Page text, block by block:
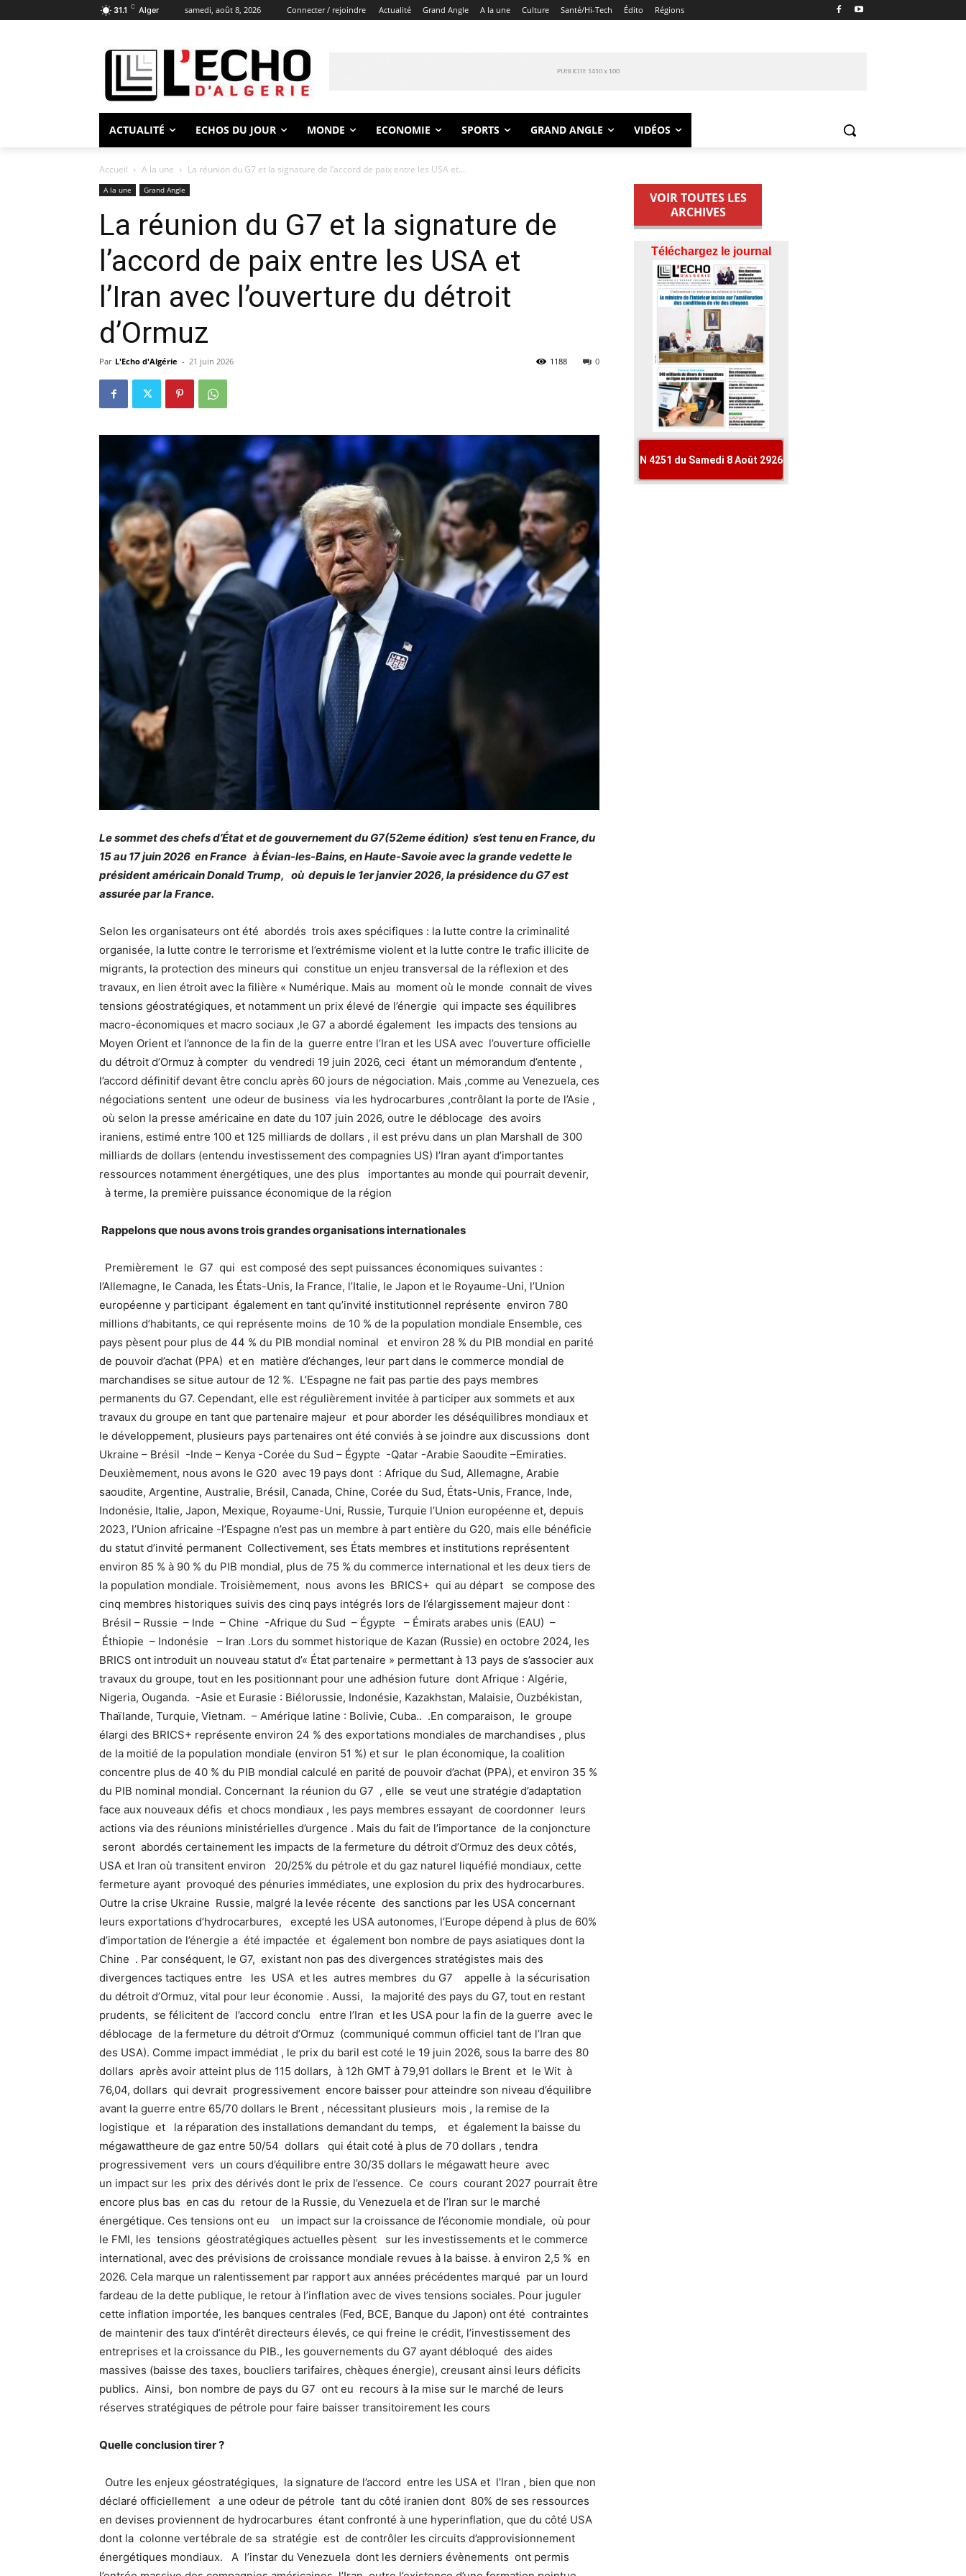
31.1 C Alger samedi, août 8, 2026 Connecter / rejoindre Actualité Grand Angle A la une Culture Santé/Hi-Tech Édito Régions
ACTUALITÉ ECHOS DU JOUR MONDE ECONOMIE SPORTS GRAND ANGLE VIDÉOS
Accueil A la une La réunion du G7 et la signature de l’accord de paix entre les USA et...
A la une Grand Angle
La réunion du G7 et la signature de
l’accord de paix entre les USA et
l’Iran avec l’ouverture du détroit
d’Ormuz
Par L'Echo d'Algérie - 21 juin 2026 0
1188
Le sommet des chefs d’État et de gouvernement du G7(52eme édition) s’est tenu en France, du
15 au 17 juin 2026 en France à Évian-les-Bains, en Haute-Savoie avec la grande vedette le
président américain Donald Trump, où depuis le 1er janvier 2026, la présidence du G7 est
assurée par la France.
Selon les organisateurs ont été abordés trois axes spécifiques : la lutte contre la criminalité
organisée, la lutte contre le terrorisme et l’extrémisme violent et la lutte contre le trafic illicite de
migrants, la protection des mineurs qui constitue un enjeu transversal de la réflexion et des
travaux, en lien étroit avec la filière « Numérique. Mais au moment où le monde connait de vives
tensions géostratégiques, et notamment un prix élevé de l’énergie qui impacte ses équilibres
macro-économiques et macro sociaux ,le G7 a abordé également les impacts des tensions au
Moyen Orient et l’annonce de la fin de la guerre entre l’Iran et les USA avec l’ouverture officielle
du détroit d’Ormuz à compter du vendredi 19 juin 2026, ceci étant un mémorandum d’entente ,
l’accord définitif devant être conclu après 60 jours de négociation. Mais ,comme au Venezuela, ces
négociations sentent une odeur de business via les hydrocarbures ,contrôlant la porte de l’Asie ,
où selon la presse américaine en date du 107 juin 2026, outre le déblocage des avoirs
iraniens, estimé entre 100 et 125 milliards de dollars , il est prévu dans un plan Marshall de 300
milliards de dollars (entendu investissement des compagnies US) l’Iran ayant d’importantes
ressources notamment énergétiques, une des plus importantes au monde qui pourrait devenir,
à terme, la première puissance économique de la région
Rappelons que nous avons trois grandes organisations internationales
Premièrement le G7 qui est composé des sept puissances économiques suivantes :
l’Allemagne, le Canada, les États-Unis, la France, l’Italie, le Japon et le Royaume-Uni, l’Union
européenne y participant également en tant qu’invité institutionnel représente environ 780
millions d’habitants, ce qui représente moins de 10 % de la population mondiale Ensemble, ces
pays pèsent pour plus de 44 % du PIB mondial nominal et environ 28 % du PIB mondial en parité
de pouvoir d’achat (PPA) et en matière d’échanges, leur part dans le commerce mondial de
marchandises se situe autour de 12 %. L’Espagne ne fait pas partie des pays membres
permanents du G7. Cependant, elle est régulièrement invitée à participer aux sommets et aux
travaux du groupe en tant que partenaire majeur et pour aborder les déséquilibres mondiaux et
le développement, plusieurs pays partenaires ont été conviés à se joindre aux discussions dont
Ukraine – Brésil -Inde – Kenya -Corée du Sud – Égypte -Qatar -Arabie Saoudite –Emiraties.
Deuxièmement, nous avons le G20 avec 19 pays dont : Afrique du Sud, Allemagne, Arabie
saoudite, Argentine, Australie, Brésil, Canada, Chine, Corée du Sud, États-Unis, France, Inde,
Indonésie, Italie, Japon, Mexique, Royaume-Uni, Russie, Turquie l’Union européenne et, depuis
2023, l’Union africaine -l’Espagne n’est pas un membre à part entière du G20, mais elle bénéficie
du statut d’invité permanent Collectivement, ses États membres et institutions représentent
environ 85 % à 90 % du PIB mondial, plus de 75 % du commerce international et les deux tiers de
la population mondiale. Troisièmement, nous avons les BRICS+ qui au départ se compose des
cinq membres historiques suivis des cinq pays intégrés lors de l’élargissement majeur dont :
Brésil – Russie – Inde – Chine -Afrique du Sud – Égypte – Émirats arabes unis (EAU) –
Éthiopie – Indonésie – Iran .Lors du sommet historique de Kazan (Russie) en octobre 2024, les
BRICS ont introduit un nouveau statut d’« État partenaire » permettant à 13 pays de s’associer aux
travaux du groupe, tout en les positionnant pour une adhésion future dont Afrique : Algérie,
Nigeria, Ouganda. -Asie et Eurasie : Biélorussie, Indonésie, Kazakhstan, Malaisie, Ouzbékistan,
Thaïlande, Turquie, Vietnam. – Amérique latine : Bolivie, Cuba.. .En comparaison, le groupe
élargi des BRICS+ représente environ 24 % des exportations mondiales de marchandises , plus
de la moitié de la population mondiale (environ 51 %) et sur le plan économique, la coalition
concentre plus de 40 % du PIB mondial calculé en parité de pouvoir d’achat (PPA), et environ 35 %
du PIB nominal mondial. Concernant la réunion du G7 , elle se veut une stratégie d’adaptation
face aux nouveaux défis et chocs mondiaux , les pays membres essayant de coordonner leurs
actions via des réunions ministérielles d’urgence . Mais du fait de l’importance de la conjoncture
seront abordés certainement les impacts de la fermeture du détroit d’Ormuz des deux côtés,
USA et Iran où transitent environ 20/25% du pétrole et du gaz naturel liquéfié mondiaux, cette
fermeture ayant provoqué des pénuries immédiates, une explosion du prix des hydrocarbures.
Outre la crise Ukraine Russie, malgré la levée récente des sanctions par les USA concernant
leurs exportations d’hydrocarbures, excepté les USA autonomes, l’Europe dépend à plus de 60%
d’importation de l’énergie a été impactée et également bon nombre de pays asiatiques dont la
Chine . Par conséquent, le G7, existant non pas des divergences stratégistes mais des
divergences tactiques entre les USA et les autres membres du G7 appelle à la sécurisation
du détroit d’Ormuz, vital pour leur économie . Aussi, la majorité des pays du G7, tout en restant
prudents, se félicitent de l’accord conclu entre l’Iran et les USA pour la fin de la guerre avec le
déblocage de la fermeture du détroit d’Ormuz (communiqué commun officiel tant de l’Iran que
des USA). Comme impact immédiat , le prix du baril est coté le 19 juin 2026, sous la barre des 80
dollars après avoir atteint plus de 115 dollars, à 12h GMT à 79,91 dollars le Brent et le Wit à
76,04, dollars qui devrait progressivement encore baisser pour atteindre son niveau d’équilibre
avant la guerre entre 65/70 dollars le Brent , nécessitant plusieurs mois , la remise de la
logistique et la réparation des installations demandant du temps, et également la baisse du
mégawattheure de gaz entre 50/54 dollars qui était coté à plus de 70 dollars , tendra
progressivement vers un cours d’équilibre entre 30/35 dollars le mégawatt heure avec
un impact sur les prix des dérivés dont le prix de l’essence. Ce cours courant 2027 pourrait être
encore plus bas en cas du retour de la Russie, du Venezuela et de l’Iran sur le marché
énergétique. Ces tensions ont eu un impact sur la croissance de l’économie mondiale, où pour
le FMI, les tensions géostratégiques actuelles pèsent sur les investissements et le commerce
international, avec des prévisions de croissance mondiale revues à la baisse. à environ 2,5 % en
2026. Cela marque un ralentissement par rapport aux années précédentes marqué par un lourd
fardeau de la dette publique, le retour à l’inflation avec de vives tensions sociales. Pour juguler
cette inflation importée, les banques centrales (Fed, BCE, Banque du Japon) ont été contraintes
de maintenir des taux d’intérêt directeurs élevés, ce qui freine le crédit, l’investissement des
entreprises et la croissance du PIB., les gouvernements du G7 ayant débloqué des aides
massives (baisse des taxes, boucliers tarifaires, chèques énergie), creusant ainsi leurs déficits
publics. Ainsi, bon nombre de pays du G7 ont eu recours à la mise sur le marché de leurs
réserves stratégiques de pétrole pour faire baisser transitoirement les cours
Quelle conclusion tirer ?
Outre les enjeux géostratégiques, la signature de l’accord entre les USA et l’Iran , bien que non
déclaré officiellement a une odeur de pétrole tant du côté iranien dont 80% de ses ressources
en devises proviennent de hydrocarbures étant confronté à une hyperinflation, que du côté USA
dont la colonne vertébrale de sa stratégie est de contrôler les circuits d’approvisionnement
énergétiques mondiaux. A l’instar du Venezuela dont les derniers évènements ont permis
VOIR TOUTES LES
ARCHIVES